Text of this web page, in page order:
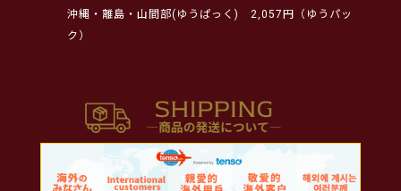
沖縄・離島・山間部(ゆうぱっく)
2,057円（ゆうパッ
ク）